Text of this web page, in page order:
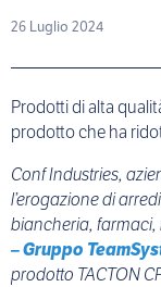
26 Luglio 2024
Prodotti di alta
prodotto che ha
Conf Industries,
l’erogazione di
biancheria, farmaci,
– Gruppo
prodotto TACTON